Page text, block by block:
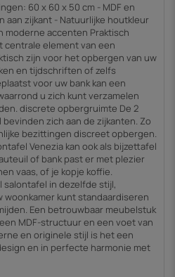
60 x 60 x 50 cm - MDF en
aan zijkant - Natuurlijke houtkleur
moderne accenten Praktisch
centrale element van een
zijn voor het opbergen van uw
en tijdschriften of zelfs
voor uw bank kan een
u zich kunt verzamelen
discrete opbergruimte De 2
zich aan de zijkanten. Zo
bezittingen discreet opbergen.
Venezia kan ook als bijzettafel
of bank past er met plezier
vaas, of je kopje koffie.
in dezelfde stijl,
woonkamer kunt standaardiseren
Een betrouwbaar meubelstuk
MDF-structuur en een voet van
en originele stijl is het een
en in perfecte harmonie met